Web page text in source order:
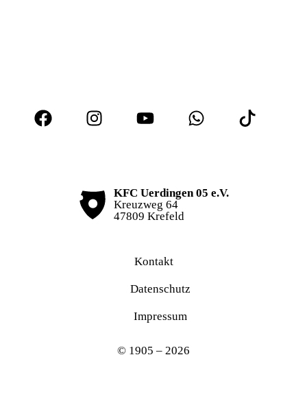
KFC Uerdingen 05 e.V.
Kreuzweg 64
47809 Krefeld
Kontakt
Datenschutz
Impressum
© 1905 – 2026